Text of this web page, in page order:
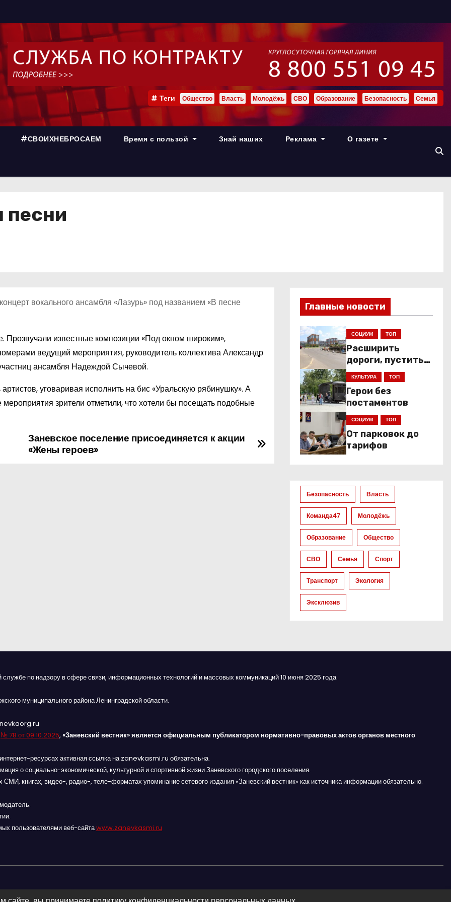
Теги Общество Власть Молодёжь СВО Образование Безопасность Семья
#СВОИХНЕБРОСАЕМ Время с пользой Знай наших Реклама О газете
песни
вокального ансамбля «Лазурь» под названием «В песне
известные композиции «Под окном широким»,
ведущий мероприятия, руководитель коллектива Александр
ансамбля Надеждой Сычевой.
уговаривая исполнить на бис «Уральскую рябинушку». А
зрители отметили, что хотели бы посещать подобные
Заневское поселение присоединяется к акции
«Жены героев»
Главные новости
СОЦИУМ ТОП
Расширить
дороги, пустить
низкопольники
КУЛЬТУРА ТОП
Герои без
постаментов
СОЦИУМ ТОП
От парковок до
тарифов
Безопасность Власть
Команда47 Молодёжь
Образование Общество
СВО Семья Спорт
Транспорт Экология
Эксклюзив
службе по надзору в сфере связи, информационных технологий и массовых коммуникаций 10 июня 2025 года.
муниципального района Ленинградской области.
№ 78 от 09.10.2025, «Заневский вестник» является официальным публикатором нормативно-правовых актов органов местного
ресурсах активная ссылка на zanevkasmi.ru обязательна.
о социально-экономической, культурной и спортивной жизни Заневского городского поселения.
книгах, видео-, радио-, теле-форматах упоминание сетевого издания «Заневский вестник» как источника информации обязательно.
пользователями веб-сайтаwww.zanevkasmi.ru